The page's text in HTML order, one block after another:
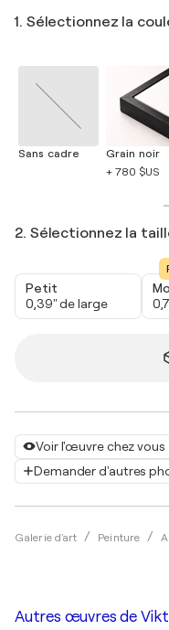
Voir l'œuvre chez vous
Demander d'autres
Galerie d'art Peinture
1. Sélectionnez la
Sans cadre
Grain noir
+ 780 $US
2. Sélectionnez la
Petit
0,39" de large
Autres œuvres de